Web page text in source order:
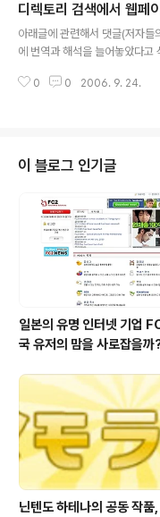
ることは確定しました。小
ージが湧かないと思います
に展開するなか、背景知識
설과 저의 설정이 조합된 연재를
디렉토리 검색에서 웹페
아래글에 관련해서 댓글(저자들
에 번역과 해석을 늘어놓았다고
답글을 받았다. 나의 댓글 近
の違う考え・解釈、そして
見・解釈を纏めて一つの物
人で小説を書く事より大変
いかと思います、これから
と楽しい物語りに大いに期
いますが、ギートステイト
たいのですが、何処で売っ
들의 생활을 옆볼수 있어서 매
의 블로그에도 번역과 해석을 쓰
0 0 2006. 9. 24.
이 블로그 인기글
일본의 유명 인터넷 기업
국 유저의 맘을 사로잡을까
닌텐도 하테나의 공동 작품